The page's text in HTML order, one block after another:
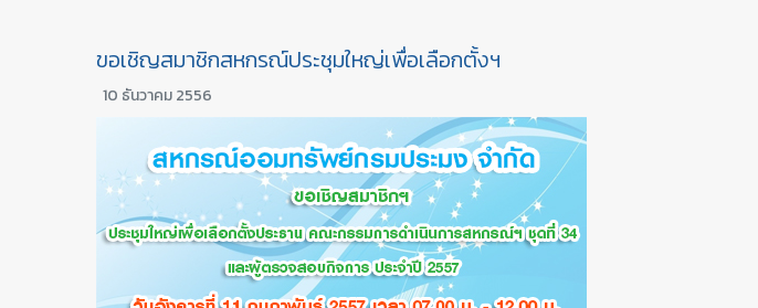
ขอเชิญสมาชิกสหกรณ์ประชุมใหญ่เพื่อเลือกตั้งฯ
10 ธันวาคม 2556